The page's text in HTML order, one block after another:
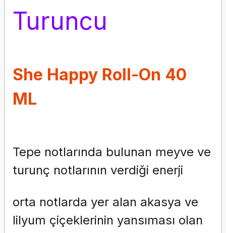
Turuncu
She Happy Roll-On 40
ML
Tepe notlarında bulunan meyve ve
turunç notlarının verdiği enerji
orta notlarda yer alan akasya ve
lilyum çiçeklerinin yansıması olan